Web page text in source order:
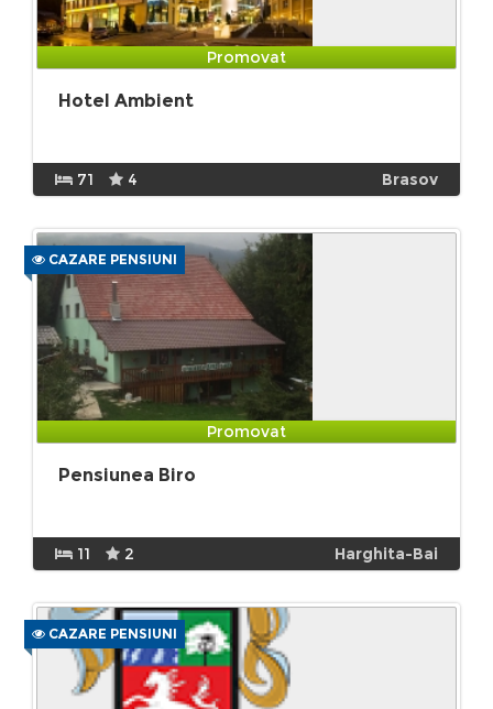
Promovat
Hotel Ambient
71 4 Brasov
CAZARE PENSIUNI
Promovat
Pensiunea Biro
11 2 Harghita-Bai
CAZARE PENSIUNI